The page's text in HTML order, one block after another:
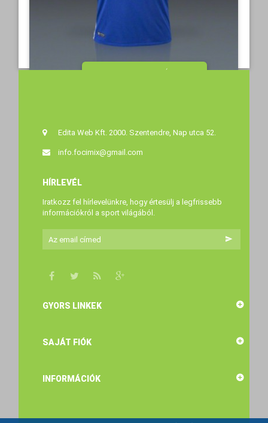
Edita Web Kft. 2000. Szentendre, Nap utca 52.
info.focimix@gmail.com
HÍRLEVÉL
Iratkozz fel hírlevelünkre, hogy értesülj a legfrissebb
információkról a sport világából.
GYORS LINKEK
SAJÁT FIÓK
INFORMÁCIÓK